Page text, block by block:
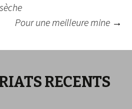
Pour une meilleure mine →
RECENTS